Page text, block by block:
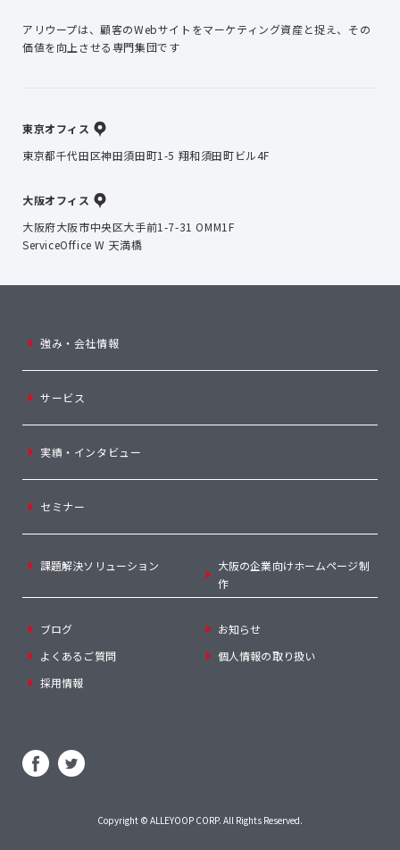
アリウープは、顧客のWebサイトをマーケティング資産と捉え、 その
価値を向上させる専門集団です
東京オフィス
東京都千代田区神田須田町1-5 翔和須田町ビル4F
大阪オフィス
大阪府大阪市中央区大手前1-7-31 OMM1F
ServiceOffice W 天満橋
強み・会社情報
サービス
実績・インタビュー
セミナー
課題解決ソリューション
大阪の企業向けホームページ制
作
ブログ
お知らせ
よくあるご質問
個人情報の取り扱い
採用情報
Copyright © ALLEYOOP CORP. All Rights Reserved.